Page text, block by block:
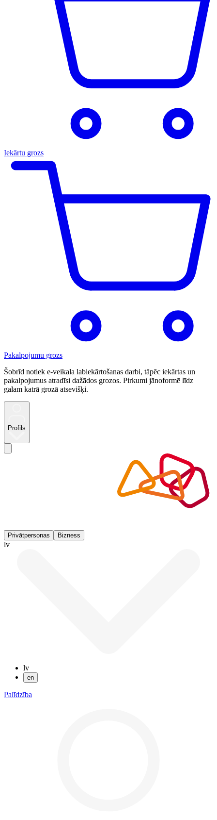
Iekārtu grozs
Pakalpojumu grozs
Šobrīd notiek e-veikala labiekārtošanas darbi, tāpēc iekārtas un
pakalpojumus atradīsi dažādos grozos. Pirkumi jānoformē līdz
galam katrā grozā atsevišķi.
Profils
Privātpersonas Bizness
lv
lv
en
Palīdzība